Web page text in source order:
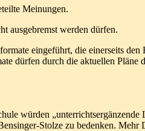
Meinungen.
ausgebremst werden dürfen.
eingeführt, die einerseits
dürfen durch die aktuellen Pläne
würden „unterrichtsergänzende
Stolze zu bedenken. Mehr